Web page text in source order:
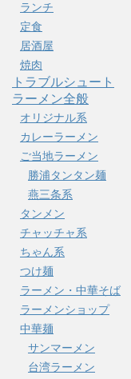
ランチ
定食
居酒屋
焼肉
トラブルシュート
ラーメン全般
オリジナル系
カレーラーメン
ご当地ラーメン
勝浦タンタン麺
燕三条系
タンメン
チャッチャ系
ちゃん系
つけ麺
ラーメン・中華そば
ラーメンショップ
中華麺
サンマーメン
台湾ラーメン